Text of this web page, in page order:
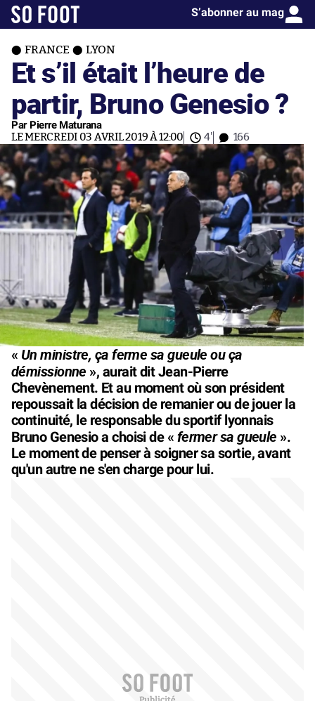
S’abonner au mag
FRANCE LYON
Et s’il était l’heure de
partir, Bruno Genesio ?
Par Pierre Maturana
LE MERCREDI 03 AVRIL 2019 À 12:00 4' 166
« Un ministre, ça ferme sa gueule ou ça
démissionne », aurait dit Jean-Pierre
Chevènement. Et au moment où son président
repoussait la décision de remanier ou de jouer la
continuité, le responsable du sportif lyonnais
Bruno Genesio a choisi de « fermer sa gueule ».
Le moment de penser à soigner sa sortie, avant
qu'un autre ne s'en charge pour lui.